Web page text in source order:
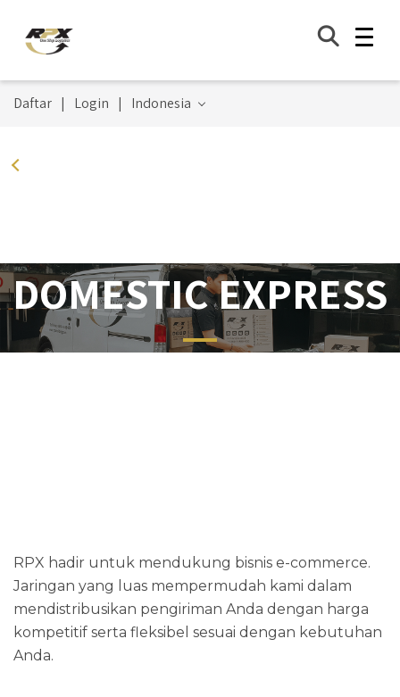
Daftar | Login | Indonesia
DOMESTIC EXPRESS
RPX hadir untuk mendukung bisnis e-commerce.
Jaringan yang luas mempermudah kami dalam
mendistribusikan pengiriman Anda dengan harga
kompetitif serta fleksibel sesuai dengan kebutuhan
Anda.